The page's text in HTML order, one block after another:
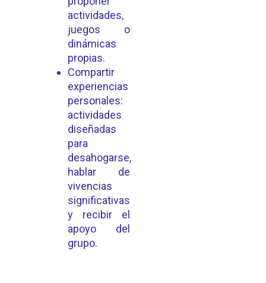
actividades,
juegos o
dinámicas
propias.
Compartir
experiencias
personales:
actividades
diseñadas
para
desahogarse,
hablar de
vivencias
significativas
y recibir el
apoyo del
grupo.